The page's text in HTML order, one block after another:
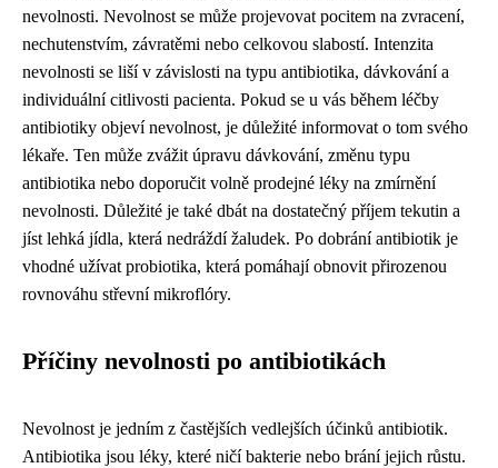
nevolnosti. Nevolnost se může projevovat pocitem na zvracení,
nechutenstvím, závratěmi nebo celkovou slabostí. Intenzita
nevolnosti se liší v závislosti na typu antibiotika, dávkování a
individuální citlivosti pacienta. Pokud se u vás během léčby
antibiotiky objeví nevolnost, je důležité informovat o tom svého
lékaře. Ten může zvážit úpravu dávkování, změnu typu
antibiotika nebo doporučit volně prodejné léky na zmírnění
nevolnosti. Důležité je také dbát na dostatečný příjem tekutin a
jíst lehká jídla, která nedráždí žaludek. Po dobrání antibiotik je
vhodné užívat probiotika, která pomáhají obnovit přirozenou
rovnováhu střevní mikroflóry.
Příčiny nevolnosti po antibiotikách
Nevolnost je jedním z častějších vedlejších účinků antibiotik.
Antibiotika jsou léky, které ničí bakterie nebo brání jejich růstu.